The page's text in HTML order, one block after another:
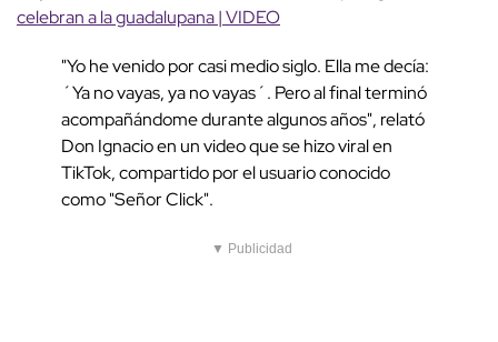
celebran a la guadalupana | VIDEO
"Yo he venido por casi medio siglo. Ella me decía:
´Ya no vayas, ya no vayas´. Pero al final terminó
acompañándome durante algunos años", relató
Don Ignacio en un video que se hizo viral en
TikTok, compartido por el usuario conocido
como "Señor Click".
▼ Publicidad